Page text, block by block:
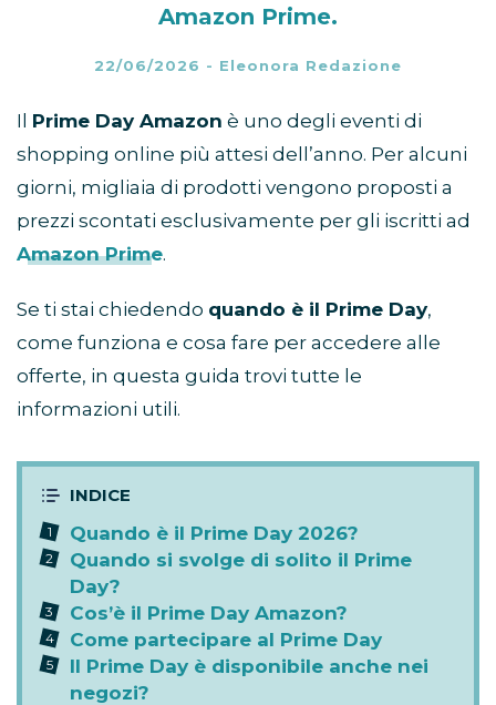
Amazon Prime.
22/06/2026 - Eleonora Redazione
Il Prime Day Amazon è uno degli eventi di
shopping online più attesi dell’anno. Per alcuni
giorni, migliaia di prodotti vengono proposti a
prezzi scontati esclusivamente per gli iscritti ad
Amazon Prime.
Se ti stai chiedendo quando è il Prime Day,
come funziona e cosa fare per accedere alle
offerte, in questa guida trovi tutte le
informazioni utili.
Quando è il Prime Day 2026?
Quando si svolge di solito il Prime
Day?
Cos’è il Prime Day Amazon?
Come partecipare al Prime Day
Il Prime Day è disponibile anche nei
negozi?